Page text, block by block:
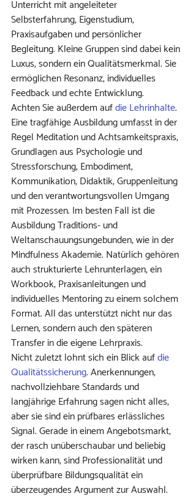
Unterricht mit angeleiteter
Selbsterfahrung, Eigenstudium,
Praxisaufgaben und persönlicher
Begleitung. Kleine Gruppen sind dabei kein
Luxus, sondern ein Qualitätsmerkmal. Sie
ermöglichen Resonanz, individuelles
Feedback und echte Entwicklung.
Achten Sie außerdem auf die Lehrinhalte.
Eine tragfähige Ausbildung umfasst in der
Regel Meditation und Achtsamkeitspraxis,
Grundlagen aus Psychologie und
Stressforschung, Embodiment,
Kommunikation, Didaktik, Gruppenleitung
und den verantwortungsvollen Umgang
mit Prozessen. Im besten Fall ist die
Ausbildung Traditions- und
Weltanschauungsungebunden, wie in der
Mindfulness Akademie. Natürlich gehören
auch strukturierte Lehrunterlagen, ein
Workbook, Praxisanleitungen und
individuelles Mentoring zu einem solchem
Format. All das unterstützt nicht nur das
Lernen, sondern auch den späteren
Transfer in die eigene Lehrpraxis.
Nicht zuletzt lohnt sich ein Blick auf die
Qualitätssicherung. Anerkennungen,
nachvollziehbare Standards und
langjährige Erfahrung sagen nicht alles,
aber sie sind ein prüfbares erlässliches
Signal. Gerade in einem Angebotsmarkt,
der rasch unüberschaubar und beliebig
wirken kann, sind Professionalität und
überprüfbare Bildungsqualität ein
überzeugendes Argument zur Auswahl.